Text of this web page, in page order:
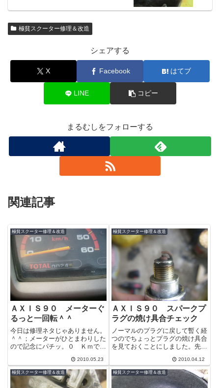
極貧スクーター修理＆改造
シェアする
X Facebook はてブ
LINE コピー
まるむしをフォローする
関連記事
極貧スクーター修理＆改造
ＡＸＩＳ９０ メーターぐ
るっと一回転＾＾
今日は修理ネタじゃありません。
＾＾；メーターがひとまわりした
ので記念にパチッ。０ Ｋｍで写
ていました。それも２４Ｋｍも＾
＾；このメ...
2010.05.23
極貧スクーター修理＆改造
ＡＸＩＳ９０ スパークプ
ラグの焼け具合チェック
ノーマルのプラグに戻して暫く経
つのでちょっとプラグの焼け具合
を見ておくことにしました。先端
ょうか？周りのやたらと付いてい
る黒いカー...
2010.04.12
極貧スクーター修理＆改造 極貧スクーター修理＆改造